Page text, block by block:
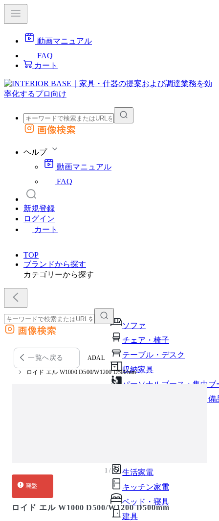
動画マニュアル
FAQ
カート
外部サイトの商品をカートに追加
画像検索
ヘルプ
動画マニュアル
FAQ
新規登録
ログイン
カート
TOP
ブランドから探す
カテゴリーから探す
ソファ
チェア・椅子
テーブル・デスク
収納家具
パーソナルブース・集中ブ
オフィスアクセサリー・備
生活家電
キッチン家電
ベッド・寝具
建具
外部サイトの商品をカートに追加
他のサイトで見つけた商品ページのURLを貼り付けて、カートに追加できます
画像検索
一覧へ戻る ADAL
ロイド エル W1000 D500/W1200 D500mm
1 / 9
廃盤
ロイド エル W1000 D500/W1200 D500mm